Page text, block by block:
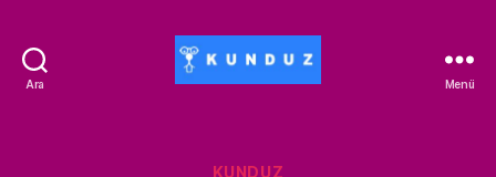
Ara
-
Menü
Kategoriler
KUNDUZ